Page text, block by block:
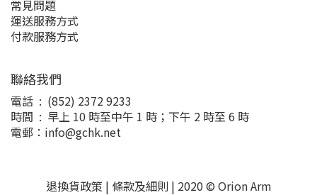
常見問題
運送服務方式
付款服務方式
聯絡我們
電話 : (852) 2372 9233
時間 : 早上 10 時至中午 1 時；下午 2 時至 6 時
電郵：info@gchk.net
退換貨政策 | 條款及細則 | 2020 © Orion Arm